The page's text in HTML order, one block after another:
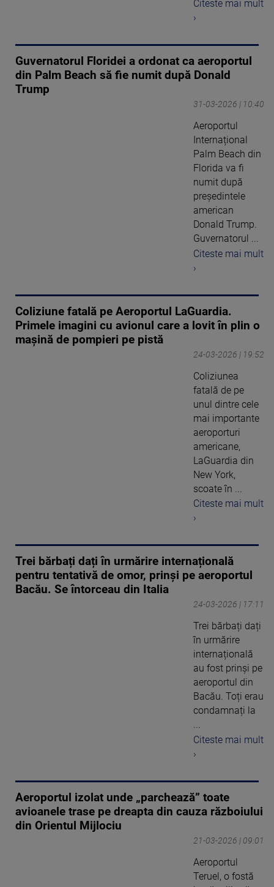
Citeste mai mult
›
Guvernatorul Floridei a ordonat ca aeroportul
din Palm Beach să fie numit după Donald
Trump
31-03-2026 | 10:40
Aeroportul
Internațional
Palm Beach din
Florida va fi
numit după
președintele
american
Donald Trump.
Guvernatorul ...
Citeste mai mult
›
Coliziune fatală pe Aeroportul LaGuardia.
Primele imagini cu avionul care a lovit în plin o
mașină de pompieri pe pistă
24-03-2026 | 19:52
Coliziunea
fatală de pe
unul dintre cele
mai importante
aeroporturi
americane,
LaGuardia din
New York,
scoate în ...
Citeste mai mult
›
Trei bărbați dați în urmărire internațională
pentru tentativă de omor, prinși pe aeroportul
Bacău. Se întorceau din Italia
24-03-2026 | 17:11
Trei bărbați dați
în urmărire
internațională
au fost prinși pe
aeroportul din
Bacău. Toți erau
condamnați la
...
Citeste mai mult
›
Aeroportul izolat unde „parchează” toate
avioanele trase pe dreapta din cauza războiului
din Orientul Mijlociu
21-03-2026 | 09:01
Aeroportul
Teruel, o fostă